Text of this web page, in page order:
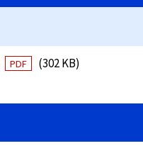
PDF (302 KB)